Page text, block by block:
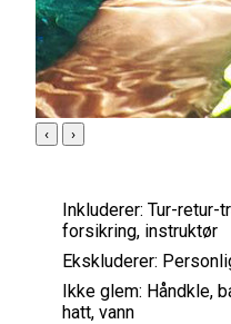
‹ ›
Inkluderer: Tur-retur-
forsikring, instruktør
Ekskluderer:
Ikke glem: Håndkle,
hatt, vann